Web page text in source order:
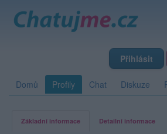
Přihlásit
Domů Profily Chat Diskuze
Základní informace Detailní informace